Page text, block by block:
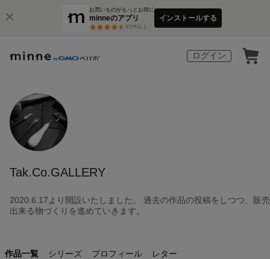
お買いものがもっとお得に
minneのアプリ
3万件以上
インストールする
ログイン
Tak.Co.GALLERY
2020.6.17より開設いたしました。 過去の作品の投稿をしつつ、販売
出来る物づくりを進めていきます。
作品一覧 シリーズ プロフィール レター